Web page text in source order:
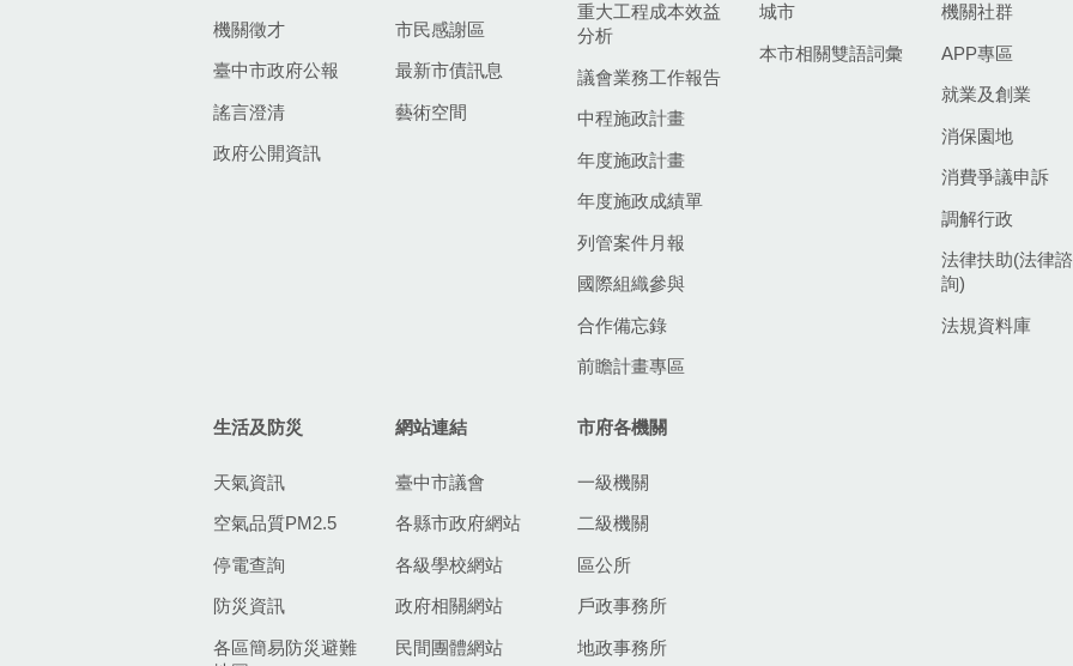
機關徵才
臺中市政府公報
謠言澄清
政府公開資訊
市民感謝區
最新市債訊息
藝術空間
重大工程成本效益
分析
議會業務工作報告
中程施政計畫
年度施政計畫
年度施政成績單
列管案件月報
國際組織參與
合作備忘錄
前瞻計畫專區
城市
本市相關雙語詞彙
機關社群
APP專區
就業及創業
消保園地
消費爭議申訴
調解行政
法律扶助(法律諮
詢)
法規資料庫
生活及防災
天氣資訊
空氣品質PM2.5
停電查詢
防災資訊
各區簡易防災避難
網站連結
臺中市議會
各縣市政府網站
各級學校網站
政府相關網站
民間團體網站
市府各機關
一級機關
二級機關
區公所
戶政事務所
地政事務所